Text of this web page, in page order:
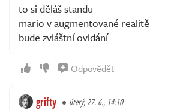
to si děláš standu
mario v augmentované realitě
bude zvláštní ovldání
Odpovědět
grifty úterý, 27. 6., 14:10